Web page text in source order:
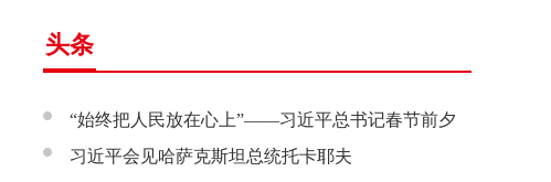
头条
“始终把人民放在心上”——习近平总书记春节前夕
赴辽宁看望慰问基层干部群众纪实
习近平会见哈萨克斯坦总统托卡耶夫